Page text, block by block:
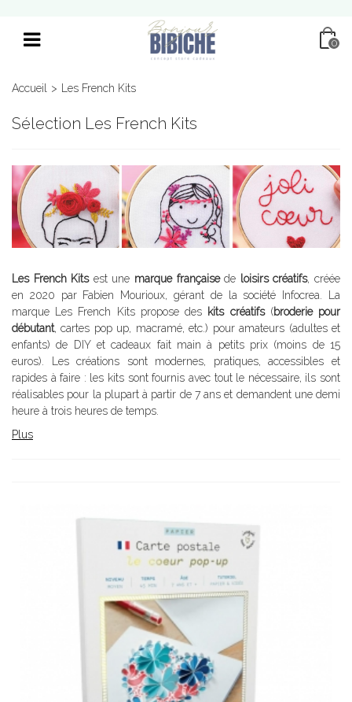
0
Accueil > Les French Kits
Sélection Les French Kits
Les French Kitsest une marque françaisede loisirs créatifs, créée
en 2020 par Fabien Mourioux, gérant de la société Infocrea. La
marque Les French Kits propose des kits créatifs(broderie pour
débutant, cartes pop up, macramé, etc.) pour amateurs (adultes et
enfants) de DIY et cadeaux fait main à petits prix (moins de 15
euros). Les créations sont modernes, pratiques, accessibles et
rapides à faire : les kits sont fournis avec tout le nécessaire, ils sont
réalisables pour la plupart à partir de 7 ans et demandent une demi
heure à trois heures de temps.
Plus